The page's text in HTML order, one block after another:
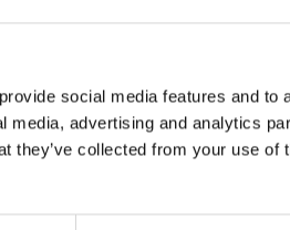
social media features and to
media, advertising and analytics
they’ve collected from your use